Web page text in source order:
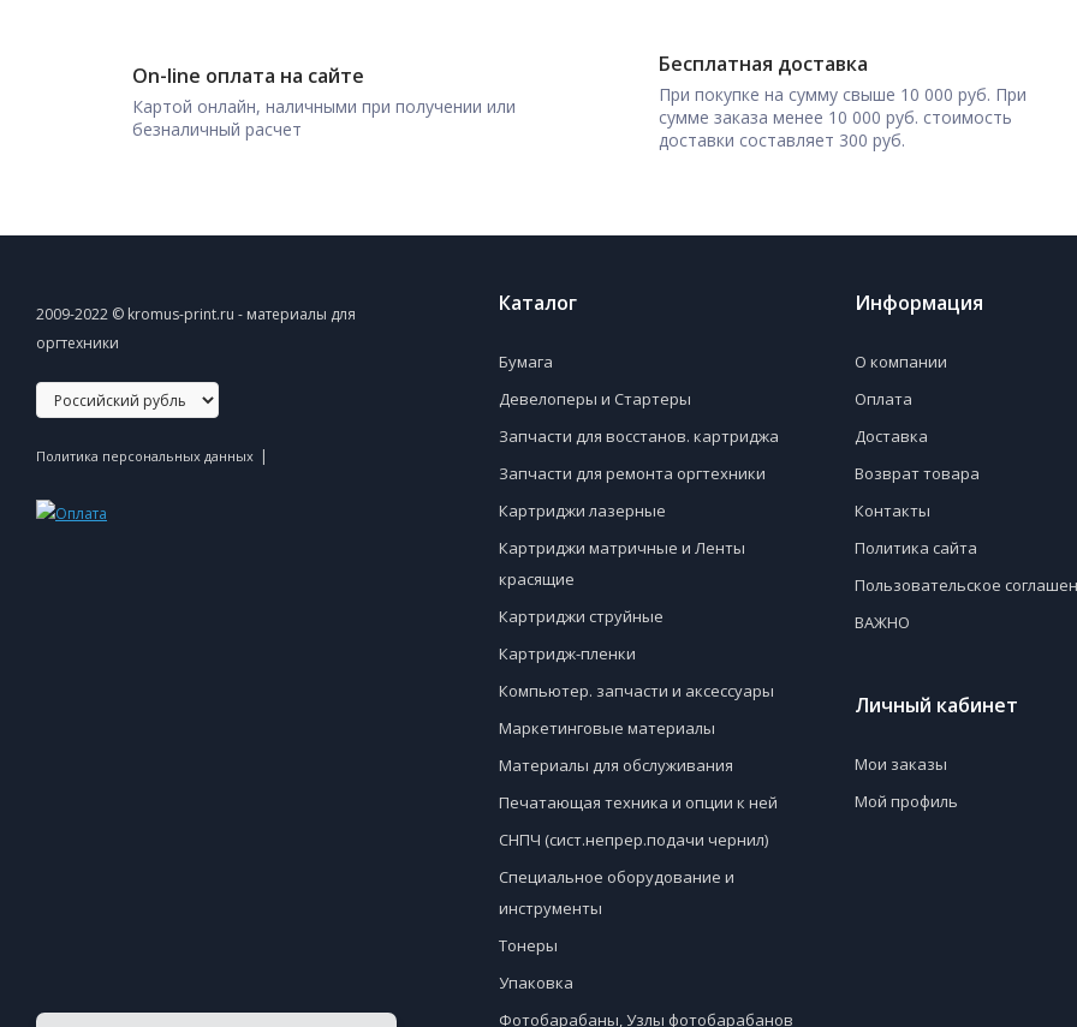
On-line оплата на сайте
Картой онлайн, наличными при получении или
безналичный расчет
Бесплатная доставка
При покупке на сумму свыше 10 000 руб. При
сумме заказа менее 10 000 руб. стоимость
доставки составляет 300 руб.
2009-2022 © kromus-print.ru - материалы для
оргтехники
Политика персональных данных |
Каталог
Бумага
Девелоперы и Стартеры
Запчасти для восстанов. картриджа
Запчасти для ремонта оргтехники
Картриджи лазерные
Картриджи матричные и Ленты
красящие
Картриджи струйные
Картридж-пленки
Компьютер. запчасти и аксессуары
Маркетинговые материалы
Материалы для обслуживания
Печатающая техника и опции к ней
СНПЧ (сист.непрер.подачи чернил)
Специальное оборудование и
инструменты
Тонеры
Упаковка
Фотобарабаны, Узлы фотобарабанов
Информация
О компании
Оплата
Доставка
Возврат товара
Контакты
Политика сайта
Пользовательское
ВАЖНО
Личный кабинет
Мои заказы
Мой профиль